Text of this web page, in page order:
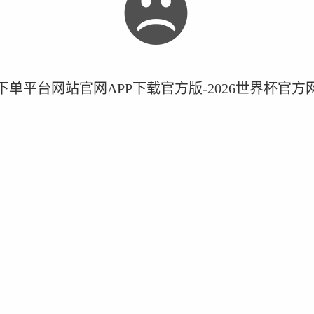
单平台网站官网APP下载官方版-2026世界杯官方